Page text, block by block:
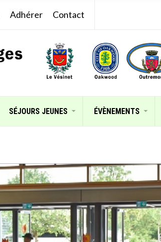
Adhérer Contact
SÉJOURS JEUNES ÉVÈNEMENTS